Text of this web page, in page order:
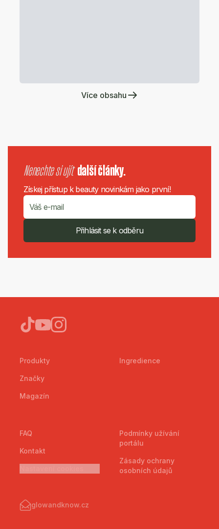
Více obsahu
Nenechte si ujít další články.
Získej přístup k beauty novinkám jako první!
Přihlásit se k odběru
Produkty
Značky
Magazín
Ingredience
FAQ
Kontakt
Podmínky užívání
portálu
Zásady ochrany
osobních údajů
glowandknow.cz